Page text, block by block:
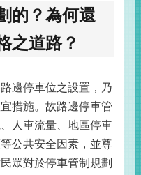
的？為何還
之道路？
邊停車位之設置，乃
措施。故路邊停車管
人車流量、地區停車
公共安全因素，並尊
眾對於停車管制規劃